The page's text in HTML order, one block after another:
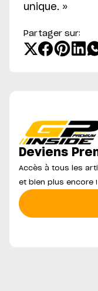
unique. »
Partager sur:
Deviens
Accès à tous les
et bien plus encore !